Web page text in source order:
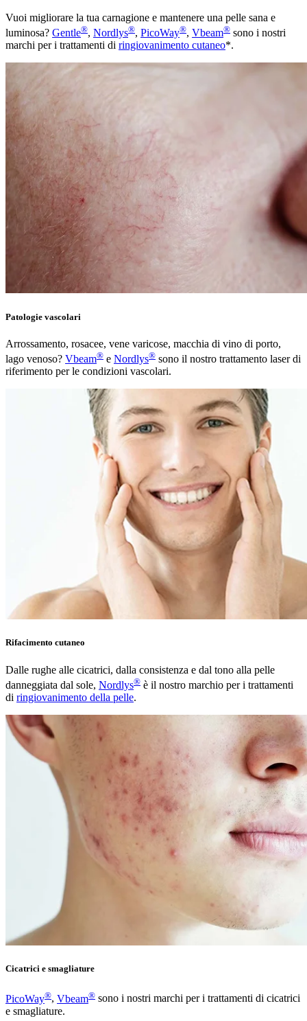
Vuoi migliorare la tua carnagione e mantenere una pelle sana e
luminosa? Gentle®, Nordlys®, PicoWay®, Vbeam® sono i nostri
marchi per i trattamenti di ringiovanimento cutaneo*.
Patologie vascolari
Arrossamento, rosacee, vene varicose, macchia di vino di porto,
lago venoso? Vbeam® e Nordlys® sono il nostro trattamento laser di
riferimento per le condizioni vascolari.
Rifacimento cutaneo
Dalle rughe alle cicatrici, dalla consistenza e dal tono alla pelle
danneggiata dal sole, Nordlys® è il nostro marchio per i trattamenti
di ringiovanimento della pelle.
Cicatrici e smagliature
PicoWay®, Vbeam® sono i nostri marchi per i trattamenti di cicatrici
e smagliature.